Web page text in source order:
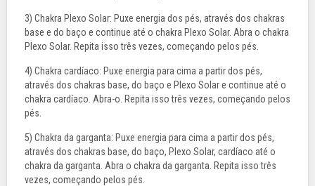
3) Chakra Plexo Solar: Puxe energia dos pés, através dos chakras
base e do baço e continue até o chakra Plexo Solar. Abra o chakra
Plexo Solar. Repita isso três vezes, começando pelos pés.
4) Chakra cardíaco: Puxe energia para cima a partir dos pés,
através dos chakras base, do baço e Plexo Solar e continue até o
chakra cardíaco. Abra-o. Repita isso três vezes, começando pelos
pés.
5) Chakra da garganta: Puxe energia para cima a partir dos pés,
através dos chakras base, do baço, Plexo Solar, cardíaco até o
chakra da garganta. Abra o chakra da garganta. Repita isso três
vezes, começando pelos pés.